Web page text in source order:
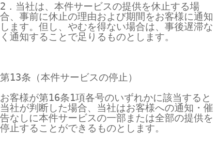
2．当社は、本件サービスの提供を休止する場
合、事前に休止の理由および期間をお客様に通知
します。但し、やむを得ない場合は、事後遅滞な
く通知することで足りるものとします。
第13条（本件サービスの停止）
お客様が第16条1項各号のいずれかに該当すると
当社が判断した場合、当社はお客様への通知・催
告なしに本件サービスの一部または全部の提供を
停止することができるものとします。